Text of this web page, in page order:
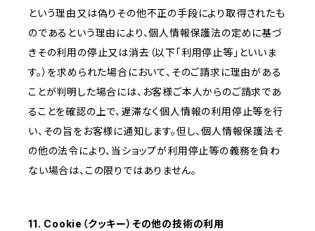
という理由又は偽りその他不正の手段により取得されたも
のであるという理由により、個人情報保護法の定めに基づ
きその利用の停止又は消去（以下「利用停止等」といいま
す。）を求められた場合において、そのご請求に理由がある
ことが判明した場合には、お客様ご本人からのご請求であ
ることを確認の上で、遅滞なく個人情報の利用停止等を行
い、その旨をお客様に通知します。但し、個人情報保護法そ
の他の法令により、当ショップが利用停止等の義務を負わ
ない場合は、この限りではありません。
11. Cookie（クッキー）その他の技術の利用